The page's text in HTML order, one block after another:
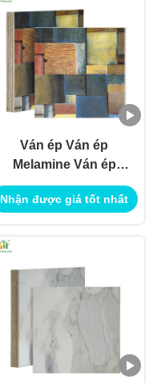
Ván ép Ván ép
Melamine Ván ép
Trang trí nội ngoại
thất Sử dụng cho
Công trình Sử dụng
Nhận được giá tốt nhất